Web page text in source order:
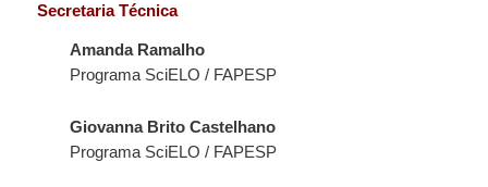
Secretaria Técnica
Amanda Ramalho
Programa SciELO / FAPESP
Giovanna Brito Castelhano
Programa SciELO / FAPESP